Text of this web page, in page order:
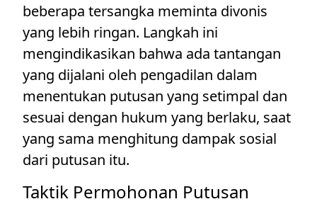
beberapa tersangka meminta divonis
yang lebih ringan. Langkah ini
mengindikasikan bahwa ada tantangan
yang dijalani oleh pengadilan dalam
menentukan putusan yang setimpal dan
sesuai dengan hukum yang berlaku, saat
yang sama menghitung dampak sosial
dari putusan itu.
Taktik Permohonan Putusan